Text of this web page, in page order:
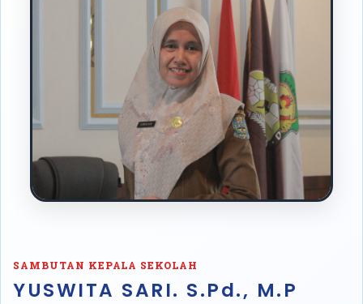
SAMBUTAN KEPALA SEKOLAH
YUSWITA SARI. S.Pd., M.P